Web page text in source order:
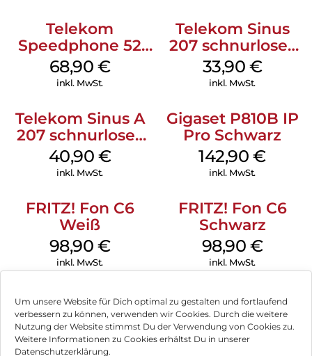
Um unsere Website für Dich optimal zu gestalten und fortlaufend
verbessern zu können, verwenden wir Cookies. Durch die weitere
Nutzung der Website stimmst Du der Verwendung von Cookies zu.
Weitere Informationen zu Cookies erhältst Du in unserer
Datenschutzerklärung.
Telekom
Speedphone 52
Schwarz
68,90 €
inkl. MwSt.
Telekom Sinus
207 schnurloses
analog Telefon
Schwarz
33,90 €
inkl. MwSt.
Telekom Sinus A
207 schnurloses
analog Telefon
Schwarz
40,90 €
inkl. MwSt.
Gigaset P810B IP
Pro Schwarz
142,90€
inkl. MwSt.
FRITZ! Fon C6
Weiß
98,90 €
inkl. MwSt.
FRITZ! Fon C6
Schwarz
98,90 €
inkl. MwSt.
Impressum